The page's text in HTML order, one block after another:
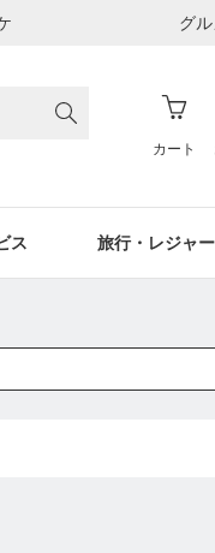
グル
カート
ス 旅行・レジャー